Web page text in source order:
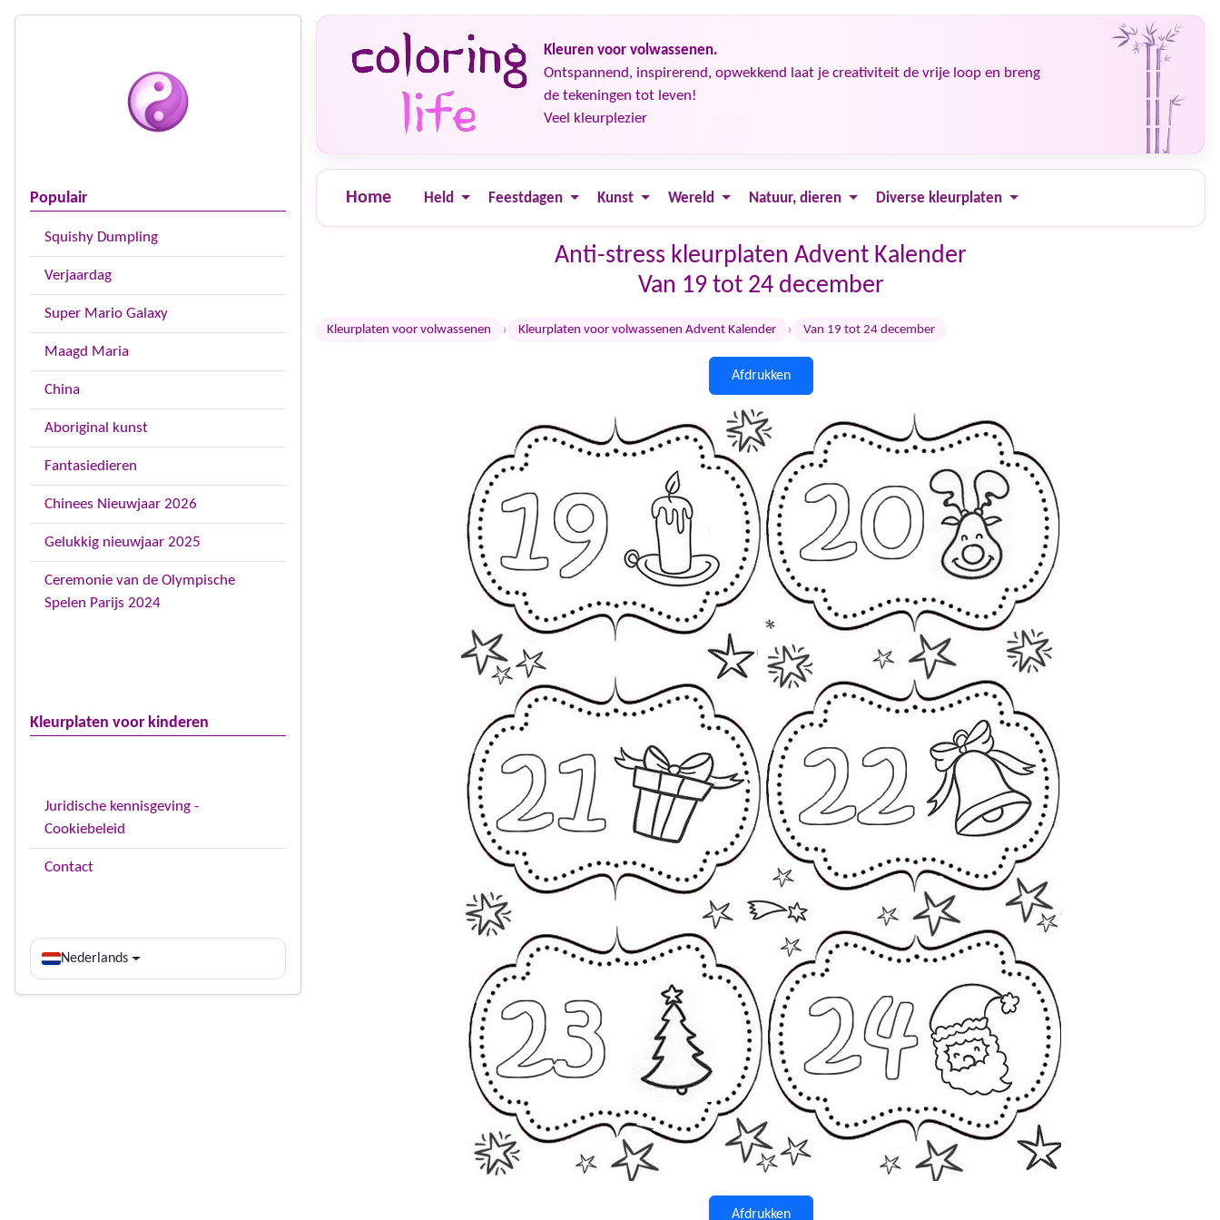
Populair
Squishy Dumpling
Verjaardag
Super Mario Galaxy
Maagd Maria
China
Aboriginal kunst
Fantasiedieren
Chinees Nieuwjaar 2026
Gelukkig nieuwjaar 2025
Ceremonie van de Olympische
Spelen Parijs 2024
Kleurplaten voor kinderen
Juridische kennisgeving -
Cookiebeleid
Contact
Nederlands
Kleuren voor volwassenen.
Ontspannend, inspirerend, opwekkend laat je creativiteit de vrije loop en breng
de tekeningen tot leven!
Veel kleurplezier
Home Held Feestdagen Kunst Wereld Natuur, dieren Diverse kleurplaten
Anti-stress kleurplaten Advent Kalender
Van 19 tot 24 december
Kleurplaten voor volwassenen › Kleurplaten voor volwassenen Advent Kalender › Van 19 tot 24 december
Afdrukken
Afdrukken